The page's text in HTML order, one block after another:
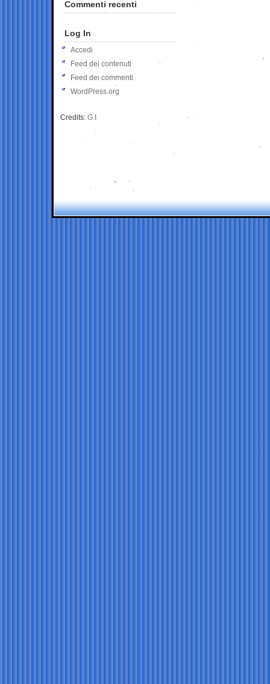
Commenti recenti
Log In
Accedi
Feed dei contenuti
Feed dei commenti
WordPress.org
Credits: G.I